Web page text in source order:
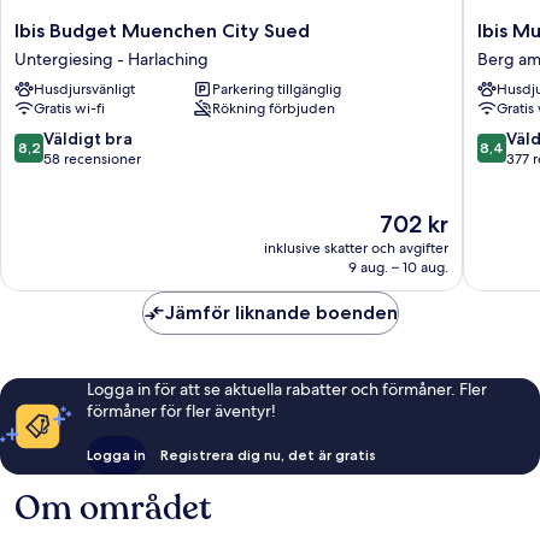
Ibis
Budget
Muenchen
City
Sued
Untergiesing
-
Ibis Budget Muenchen City Sued
Untergiesing - Harlaching
Husdjursvänligt
Parkering tillgänglig
Gratis wi-fi
Rökning förbjuden
8.2
av
8,2 Väldigt bra
58 recensioner
Priset
är
702 kr
702 kr
inklusive skatter och avgifter
9 aug. – 10 aug.
Ibis
City
Ost
Berg
am
Laim
Ibis
Berg
8.4
av
8,4
377
Jämför liknande boenden
Logga in för att se aktuella rabatter och förmåner. Fler
förmåner för fler äventyr!
Logga in Registrera dig nu, det är gratis
Om området